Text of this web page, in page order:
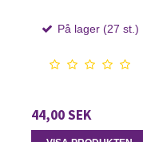
På lager (27 st.)
44,00 SEK